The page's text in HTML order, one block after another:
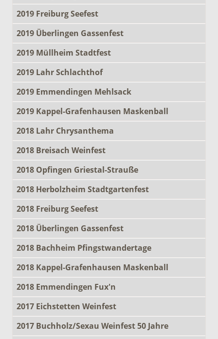
2019 Freiburg Seefest
2019 Überlingen Gassenfest
2019 Müllheim Stadtfest
2019 Lahr Schlachthof
2019 Emmendingen Mehlsack
2019 Kappel-Grafenhausen Maskenball
2018 Lahr Chrysanthema
2018 Breisach Weinfest
2018 Opfingen Griestal-Strauße
2018 Herbolzheim Stadtgartenfest
2018 Freiburg Seefest
2018 Überlingen Gassenfest
2018 Bachheim Pfingstwandertage
2018 Kappel-Grafenhausen Maskenball
2018 Emmendingen Fux'n
2017 Eichstetten Weinfest
2017 Buchholz/Sexau Weinfest 50 Jahre